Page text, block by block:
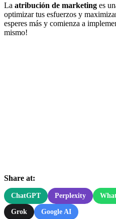
La atribución de marketing es
optimizar tus esfuerzos y
esperes más y comienza a
mismo!
Share at:
ChatGPT Perplexity
Grok Google AI